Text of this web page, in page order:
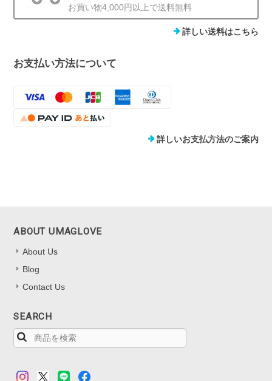
お買い物4,000円以上で送料無料
詳しい送料はこちら
お支払い方法について
詳しいお支払方法のご案内
ABOUT UMAGLOVE
About Us
Blog
Contact Us
SEARCH